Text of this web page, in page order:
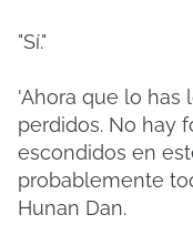
"Sí."
'Ahora que lo has
perdidos. No hay
escondidos en
probablemente
Hunan Dan.